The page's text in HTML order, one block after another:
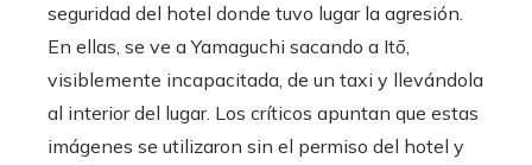
seguridad del hotel donde tuvo lugar la agresión.
En ellas, se ve a Yamaguchi sacando a Itō,
visiblemente incapacitada, de un taxi y llevándola
al interior del lugar. Los críticos apuntan que estas
imágenes se utilizaron sin el permiso del hotel y